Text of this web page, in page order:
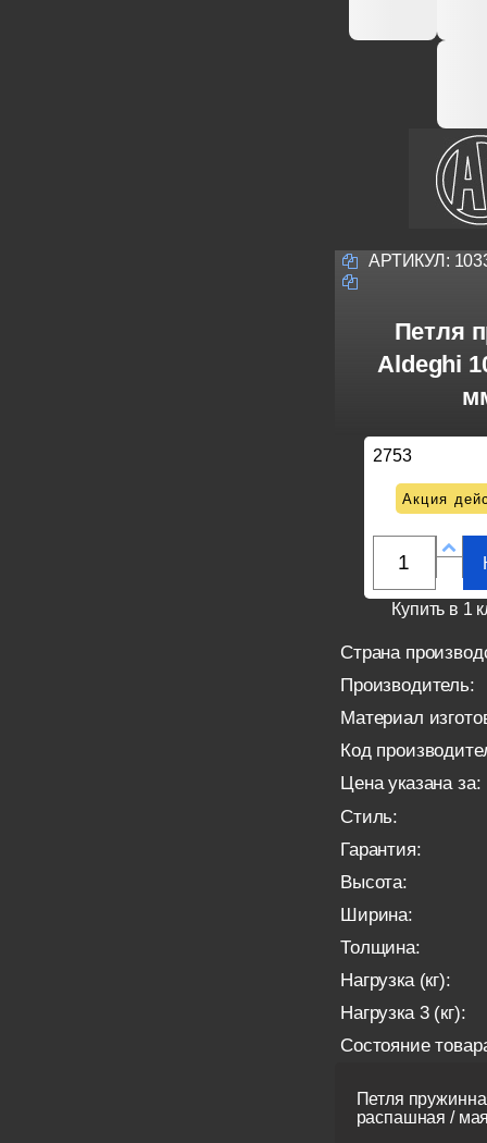
АРТИКУЛ:
Петля
Aldeghi
2753
Акция
Купить в 1
Страна
Производитель:
Материал
Код
Цена указана за:
Стиль:
Гарантия:
Высота:
Ширина:
Толщина:
Нагрузка (кг):
Нагрузка 3 (кг):
Состояние
Петля
распашная /